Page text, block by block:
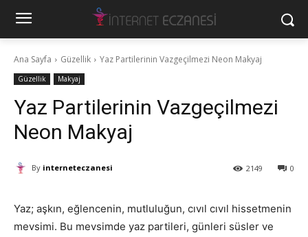
Ana Sayfa Güzellik Yaz Partilerinin Vazgeçilmezi Neon Makyaj
Güzellik Makyaj
Yaz Partilerinin Vazgeçilmezi
Neon Makyaj
By interneteczanesi 0
2149
Yaz; aşkın, eğlencenin, mutluluğun, cıvıl cıvıl hissetmenin
mevsimi. Bu mevsimde yaz partileri, günleri süsler ve